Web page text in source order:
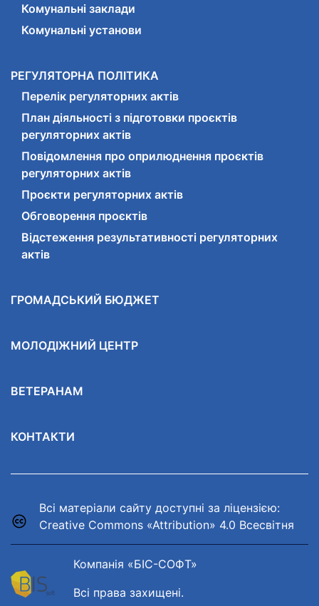
Комунальні заклади
Комунальні установи
РЕГУЛЯТОРНА ПОЛІТИКА
Перелік регуляторних актів
План діяльності з підготовки проєктів
регуляторних актів
Повідомлення про оприлюднення проєктів
регуляторних актів
Проєкти регуляторних актів
Обговорення проєктів
Відстеження результативності регуляторних
актів
ГРОМАДСЬКИЙ БЮДЖЕТ
МОЛОДІЖНИЙ ЦЕНТР
ВЕТЕРАНАМ
КОНТАКТИ
Всі матеріали сайту доступні за ліцензією:
Creative Commons «Attribution» 4.0 Всесвітня
Компанія «БІС-СОФТ»
Всі права захищені.